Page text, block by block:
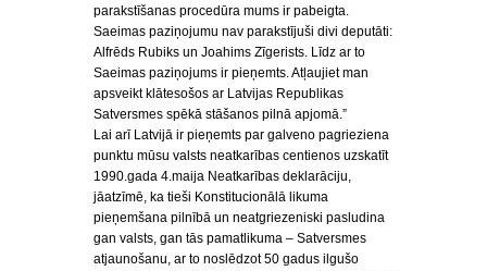
parakstīšanas procedūra mums ir pabeigta.
Saeimas paziņojumu nav parakstījuši divi deputāti:
Alfrēds Rubiks un Joahims Zīgerists. Līdz ar to
Saeimas paziņojums ir pieņemts. Atļaujiet man
apsveikt klātesošos ar Latvijas Republikas
Satversmes spēkā stāšanos pilnā apjomā.”
Lai arī Latvijā ir pieņemts par galveno pagrieziena
punktu mūsu valsts neatkarības centienos uzskatīt
1990.gada 4.maija Neatkarības deklarāciju,
jāatzīmē, ka tieši Konstitucionālā likuma
pieņemšana pilnībā un neatgriezeniski pasludina
gan valsts, gan tās pamatlikuma – Satversmes
atjaunošanu, ar to noslēdzot 50 gadus ilgušo